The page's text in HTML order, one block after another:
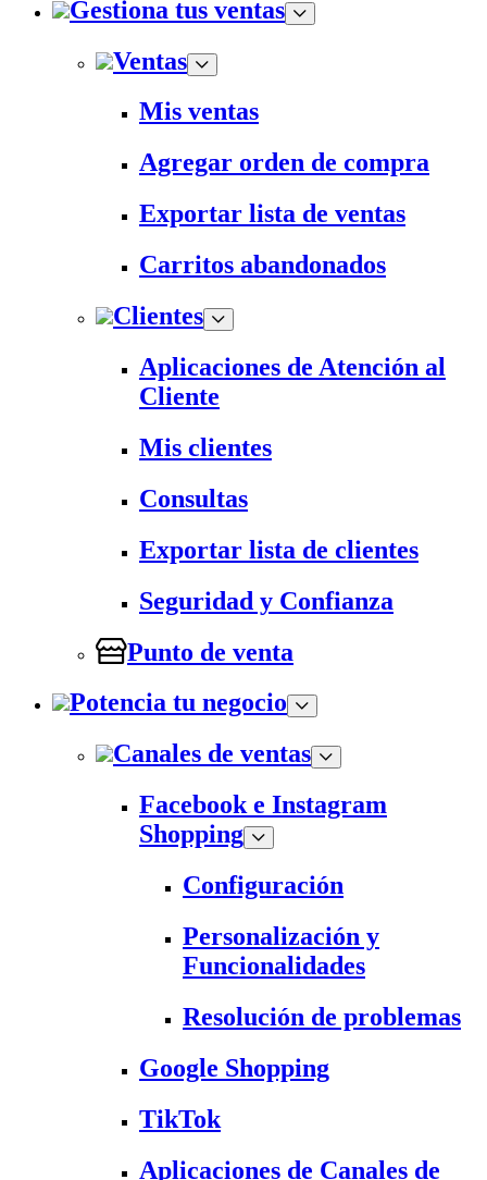
Gestiona tus ventas
Ventas
Mis ventas
Agregar orden de compra
Exportar lista de ventas
Carritos abandonados
Clientes
Aplicaciones de Atención al
Cliente
Mis clientes
Consultas
Exportar lista de clientes
Seguridad y Confianza
Punto de venta
Potencia tu negocio
Canales de ventas
Facebook e Instagram
Shopping
Configuración
Personalización y
Funcionalidades
Resolución de problemas
Google Shopping
TikTok
Aplicaciones de Canales de